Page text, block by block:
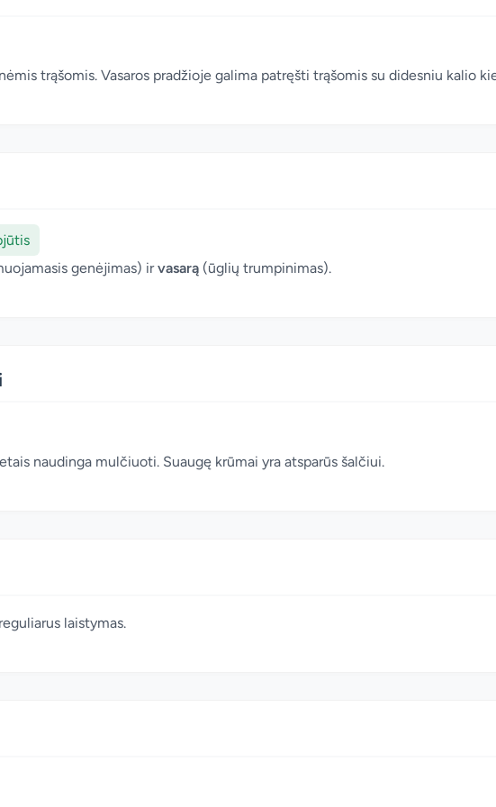
trąšomis. Vasaros pradžioje galima patręšti trąšomis su didesniu kalio
genėjimas) irvasarą (ūglių trumpinimas).
naudinga mulčiuoti. Suaugę krūmai yra atsparūs šalčiui.
laistymas.